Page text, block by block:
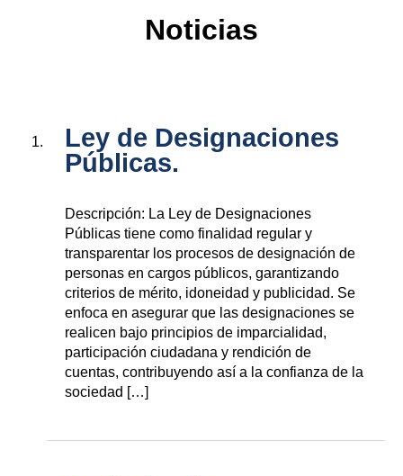
Noticias
Ley de Designaciones
Públicas.
Descripción: La Ley de Designaciones
Públicas tiene como finalidad regular y
transparentar los procesos de designación de
personas en cargos públicos, garantizando
criterios de mérito, idoneidad y publicidad. Se
enfoca en asegurar que las designaciones se
realicen bajo principios de imparcialidad,
participación ciudadana y rendición de
cuentas, contribuyendo así a la confianza de la
sociedad […]